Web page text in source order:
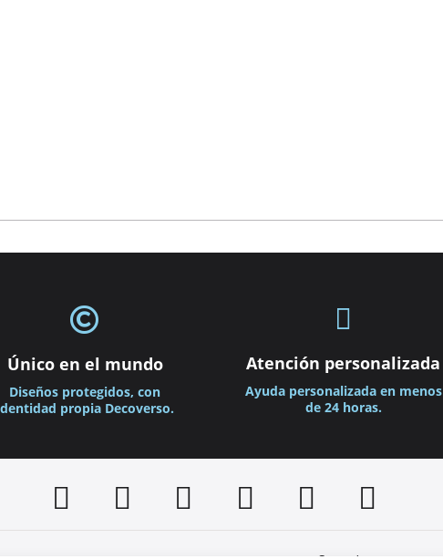

Único en el mundo
Diseños protegidos, con
propia Decoverso.

Atención personalizada
Ayuda personalizada en menos
de 24 horas.
     